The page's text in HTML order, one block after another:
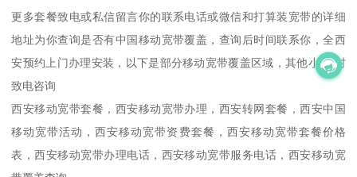
更多套餐致电或私信留言你的联系电话或微信和打算装宽带的详细
地址为你查询是否有中国移动宽带覆盖，查询后时间联系你，全西
安预约上门办理安装，以下是部分移动宽带覆盖区域，其他小区/村
致电咨询
西安移动宽带套餐，西安移动宽带办理，西安转网套餐，西安中国
移动宽带活动，西安移动宽带资费套餐，西安移动宽带套餐价格
表，西安移动宽带办理电话，西安移动宽带服务电话，西安移动宽